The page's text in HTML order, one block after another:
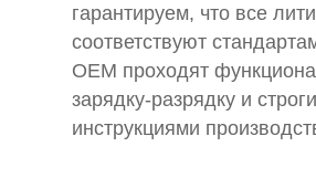
гарантируем, что все
соответствуют
OEM проходят
зарядку-разрядку и
инструкциями